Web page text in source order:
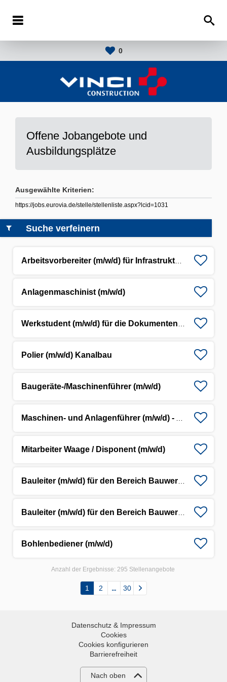
0
Offene Jobangebote und
Ausbildungsplätze
Ausgewählte Kriterien:
https://jobs.eurovia.de/stelle/stellenliste.aspx?lcid=1031
Anlagenmaschinist (m/w/d)
Polier (m/w/d) Kanalbau
Baugeräte-/Maschinenführer (m/w/d)
Mitarbeiter Waage / Disponent (m/w/d)
Bohlenbediener (m/w/d)
Suche verfeinern
Anzahl der Ergebnisse: 295 Stellenangebote
1 2 30
Datenschutz & Impressum
Cookies
Cookies konfigurieren
Barrierefreiheit
Nach oben